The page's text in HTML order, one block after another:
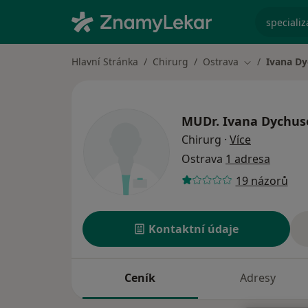
Hlavní Stránka Chirurg Ostrava Změna města
Ivana
MUDr. Ivana
Chirurg · Více
Ostrava 1 adresa
19 názorů
Kontaktní údaje
Ceník Adresy